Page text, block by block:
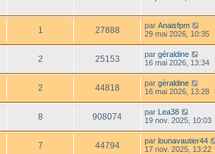
1 27888 par Anaisfpm
29 mai 2026, 10:35
2 25153 par géraldine
16 mai 2026, 13:34
2 44818 par géraldine
16 mai 2026, 13:28
8 908074 par Lea38
19 nov. 2025, 10:03
7 44794 par lounavautier44
17 nov. 2025, 13:22